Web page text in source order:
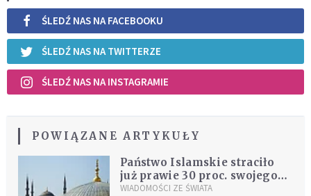
ŚLEDŹ NAS NA FACEBOOKU
ŚLEDŹ NAS NA TWITTERZE
ŚLEDŹ NAS NA INSTAGRAMIE
POWIĄZANE ARTYKUŁY
Państwo Islamskie straciło
już prawie 30 proc. swojego
terytorium
WIADOMOŚCI ZE ŚWIATA